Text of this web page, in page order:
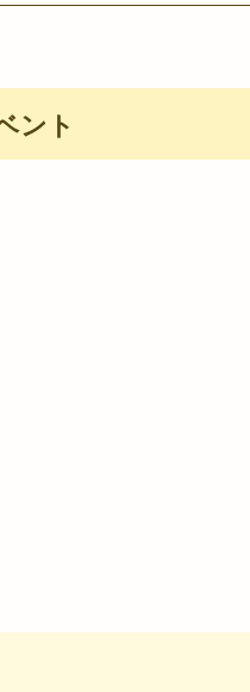
ント